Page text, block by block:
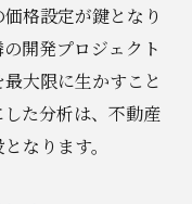
格設定が鍵となり
開発プロジェクト
大限に生かすこと
た分析は、不動産
なります。